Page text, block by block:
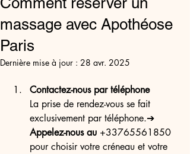
massage avec Apothéose
Paris
Dernière mise à jour : 28 avr. 2025
Contactez-nous par téléphone
La prise de rendez-vous se fait
exclusivement par téléphone.➔
Appelez-nous au +33765561850
pour choisir votre créneau et votre